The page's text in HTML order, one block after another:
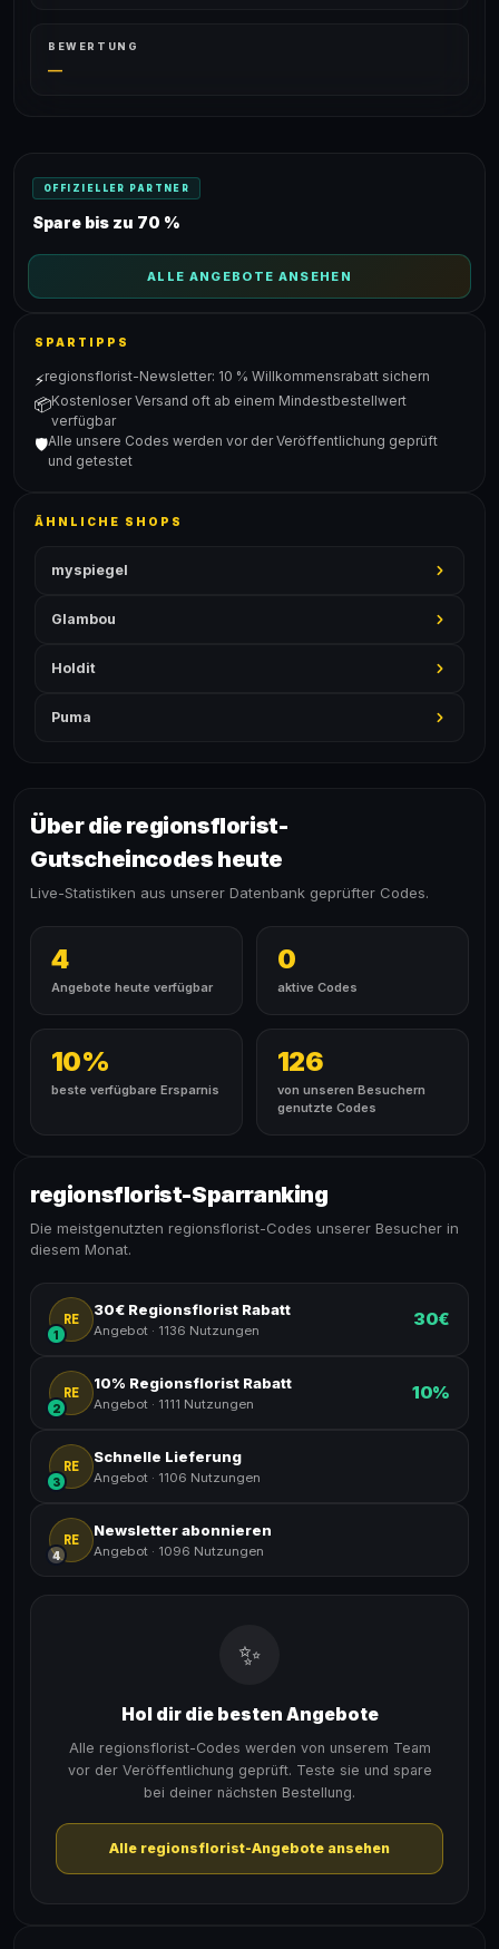
BEWERTUNG
—
OFFIZIELLER PARTNER
Spare bis zu 70 %
ALLE ANGEBOTE ANSEHEN
SPARTIPPS
⚡regionsflorist-Newsletter: 10 % Willkommensrabatt sichern
📦Kostenloser Versand oft ab einem Mindestbestellwert
verfügbar
🛡️Alle unsere Codes werden vor der Veröffentlichung geprüft
und getestet
ÄHNLICHE SHOPS
myspiegel
Glambou
Holdit
Puma
Über die regionsflorist-
Gutscheincodes heute
Live-Statistiken aus unserer Datenbank geprüfter Codes.
4
Angebote heute verfügbar
0
aktive Codes
10%
beste verfügbare Ersparnis
126
von unseren Besuchern
genutzte Codes
regionsflorist-Sparranking
Die meistgenutzten regionsflorist-Codes unserer Besucher in
diesem Monat.
RE
1
30€ Regionsflorist Rabatt
Angebot · 1136 Nutzungen
30€
RE
2
10% Regionsflorist Rabatt
Angebot · 1111 Nutzungen
10%
RE
3
Schnelle Lieferung
Angebot · 1106 Nutzungen
RE
4
Newsletter abonnieren
Angebot · 1096 Nutzungen
✨
Hol dir die besten Angebote
Alle regionsflorist-Codes werden von unserem Team
vor der Veröffentlichung geprüft. Teste sie und spare
bei deiner nächsten Bestellung.
Alle regionsflorist-Angebote ansehen